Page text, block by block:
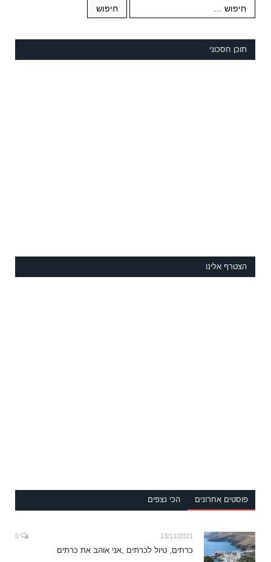
תוכן חסכוני
הצטרף אלינו
פוסטים אחרונים הכי נצפים
13/11/2021
כרתים, טיול לכרתים ,אני אוהב את כרתים